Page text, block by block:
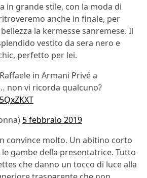
in grande stile, con la moda di
anche in finale, per
la kermesse sanremese. Il
vestito da sera nero e
perfetto per lei.
in Armani Privé a
non vi ricorda qualcuno?
5 febbraio 2019
convince molto. Un abitino corto
gambe della presentatrice. Tutto
che danno un tocco di luce alla